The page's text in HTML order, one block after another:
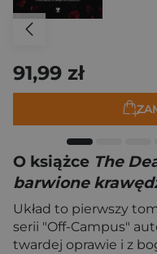
91,99 zł
O książce The
barwione
Układ to pierwszy
serii "Off-Campus"
twardej oprawie i z